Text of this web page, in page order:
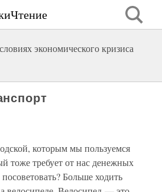
экономического кризиса
которым мы пользуемся
тоже требует от нас денежных
Больше ходить